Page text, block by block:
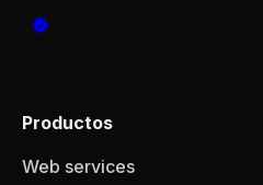
Productos
Web services